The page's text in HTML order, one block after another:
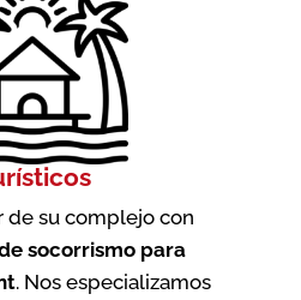
de su complejo con
socorrismo para
. Nos especializamos